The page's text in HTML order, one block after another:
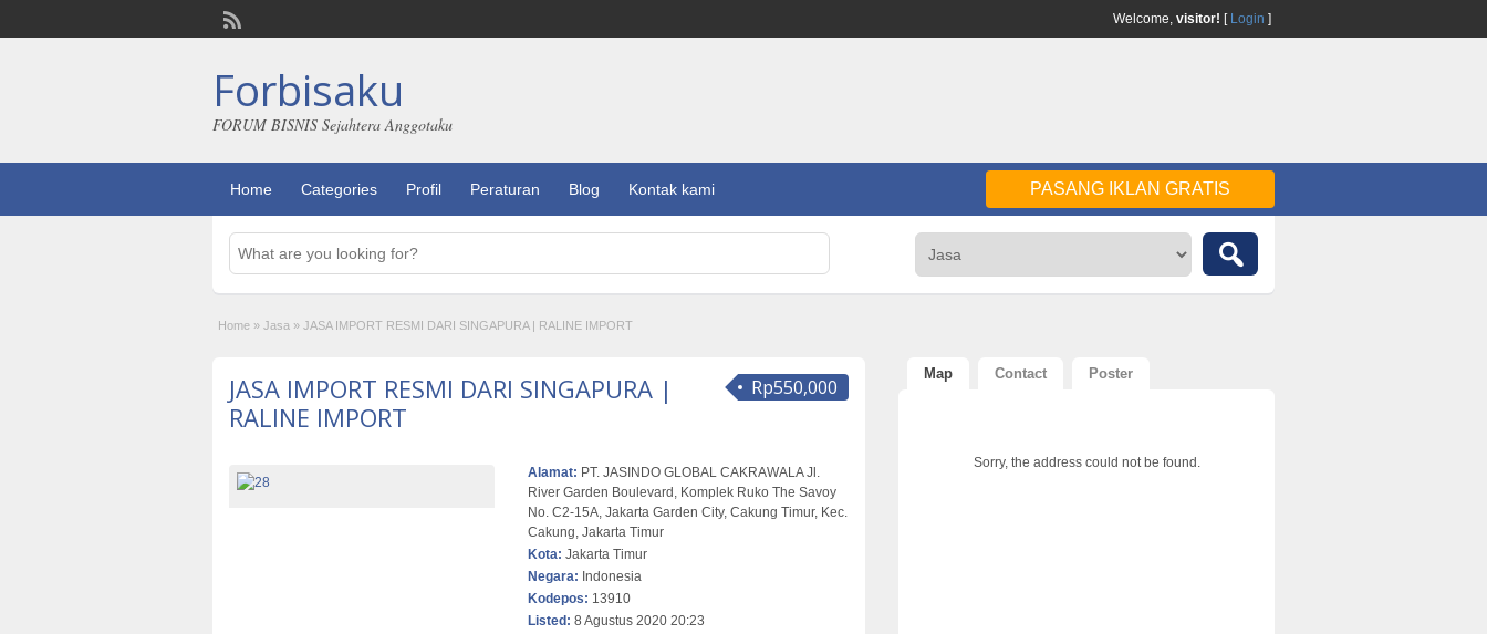
Welcome, visitor! [ Login ]
Forbisaku
FORUM BISNIS Sejahtera Anggotaku
Home Categories Profil Peraturan Blog Kontak kami PASANG IKLAN GRATIS
Home » Jasa » JASA IMPORT RESMI DARI SINGAPURA | RALINE IMPORT
Rp550,000
JASA IMPORT RESMI DARI SINGAPURA |
RALINE IMPORT
Alamat: PT. JASINDO GLOBAL CAKRAWALA Jl.
River Garden Boulevard, Komplek Ruko The Savoy
No. C2-15A, Jakarta Garden City, Cakung Timur, Kec.
Cakung, Jakarta Timur
Kota: Jakarta Timur
Negara: Indonesia
Kodepos: 13910
Listed: 8 Agustus 2020 20:23
Map Contact Poster
Sorry, the address could not be found.